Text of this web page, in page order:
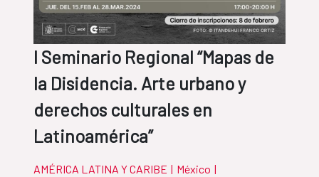
I Seminario Regional “Mapas de
la Disidencia. Arte urbano y
derechos culturales en
Latinoamérica”
AMÉRICA LATINA Y CARIBE | México |